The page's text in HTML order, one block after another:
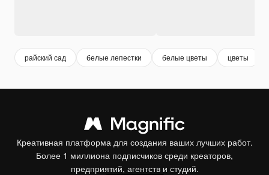
райский сад белые лепестки белые цветы цветы
Креативная платформа для создания ваших лучших работ.
Более 1 миллиона подписчиков среди креаторов,
предприятий, агентств и студий.